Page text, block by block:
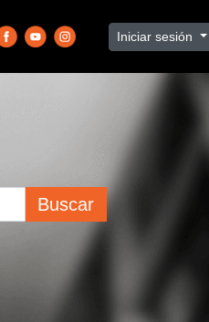
Iniciar sesión
Buscar